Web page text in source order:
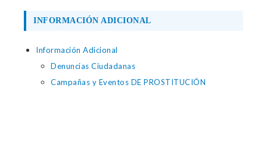
INFORMACIÓN ADICIONAL
Información Adicional
Denuncias Ciudadanas
Campañas y Eventos DE PROSTITUCIÓN